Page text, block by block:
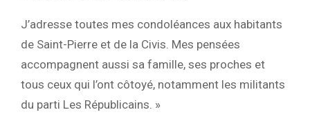
J’adresse toutes mes condoléances aux habitants
de Saint-Pierre et de la Civis. Mes pensées
accompagnent aussi sa famille, ses proches et
tous ceux qui l’ont côtoyé, notamment les militants
du parti Les Républicains. »